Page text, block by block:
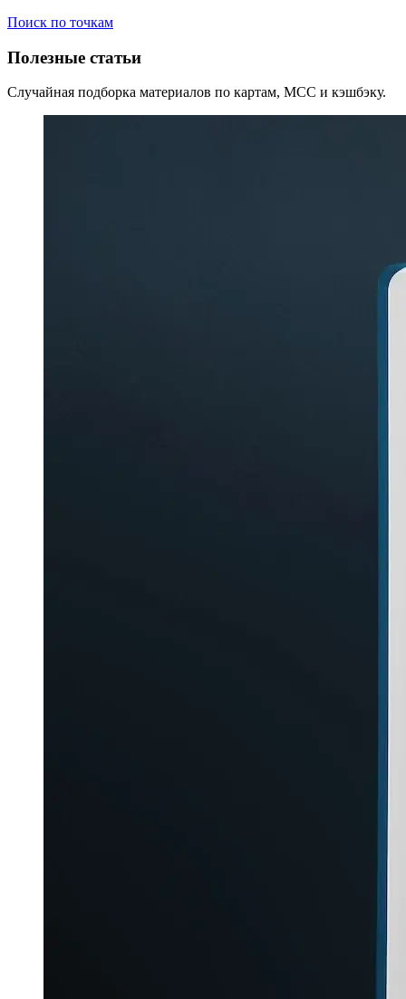
Поиск по точкам
Полезные статьи
Случайная подборка материалов по картам, MCC и кэшбэку.